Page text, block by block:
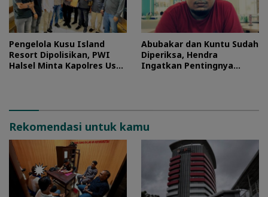
Pengelola Kusu Island
Resort Dipolisikan, PWI
Halsel Minta Kapolres Usut
Abubakar dan Kuntu Sudah
Diperiksa, Hendra
Ingatkan Pentingnya
Rekomendasi untuk kamu